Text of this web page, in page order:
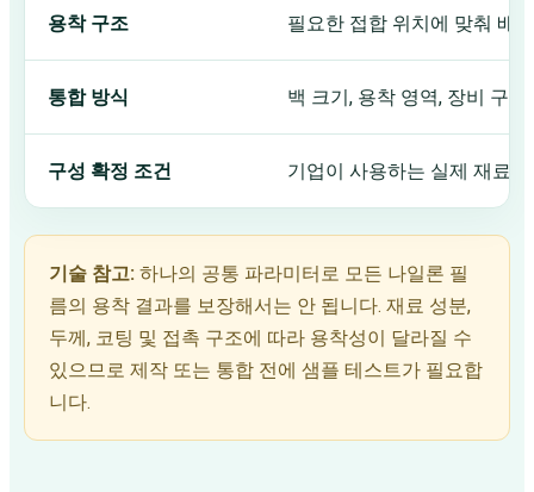
용착 구조 필요한 접합 위치에 맞춰 배
통합 방식 백 크기, 용착 영역, 장비 구
구성 확정 조건 기업이 사용하는 실제 재료
기술 참고: 하나의 공통 파라미터로 모든 나일론 필
름의 용착 결과를 보장해서는 안 됩니다. 재료 성분,
두께, 코팅 및 접촉 구조에 따라 용착성이 달라질 수
있으므로 제작 또는 통합 전에 샘플 테스트가 필요합
니다.